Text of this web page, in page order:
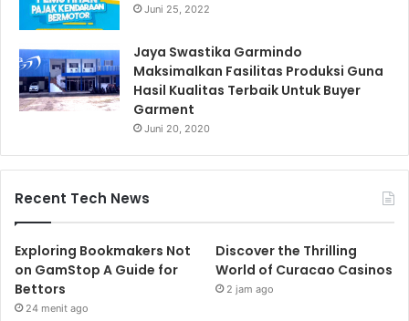
Juni 25, 2022
Jaya Swastika Garmindo
Maksimalkan Fasilitas Produksi Guna
Hasil Kualitas Terbaik Untuk Buyer
Garment
Juni 20, 2020
Recent Tech News
Exploring Bookmakers Not
on GamStop A Guide for
Bettors
24 menit ago
Discover the Thrilling
World of Curacao Casinos
2 jam ago